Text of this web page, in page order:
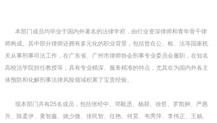
本部门成员均毕业于国内外著名的法律学府，由行业资深律师和青年骨干律
师构成。其中部分律师还拥有多元化的职业背景，包括曾在公、检、法等国家机
关从事刑事司法工作，在广东省、广州市律师协会刑事专业委员会履职，在知名
高校法学院担任教授等，具有专业精深、服务精准的特点，尤其在为国内外各主
体预防和化解刑事法律风险领域积累了宝贵经验。
现本部门共有25名成员，包括张经中、邓毅丞、杨燚、徐哲、罗凯翀、严惠
升、陈柔伊、黄智鑫、姚少微、张民智、任艳、何昊、韦秀萍、李伟正、王杨、